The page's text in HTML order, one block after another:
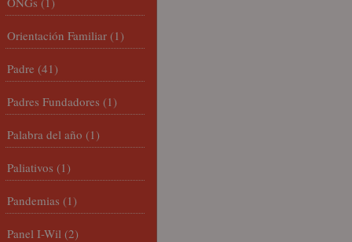
Orientación Familiar (1)
Padre (41)
Padres Fundadores (1)
Palabra del año (1)
Paliativos (1)
Pandemias (1)
Panel I-Wil (2)